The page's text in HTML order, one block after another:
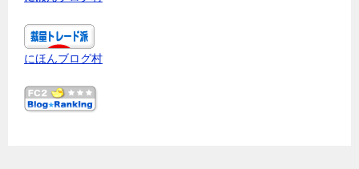
にほんブログ村